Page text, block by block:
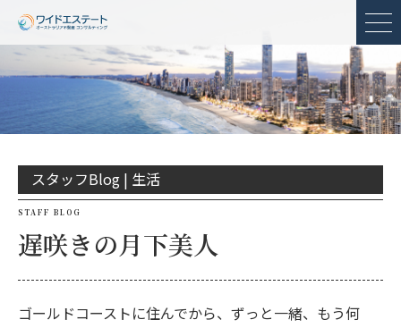
メ
スタッフBlog | 生活
STAFF BLOG
遅咲きの月下美人
ゴールドコーストに住んでから、ずっと一緒、もう何